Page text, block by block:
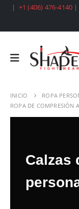
| +1 (406) 476-4140 |
INICIO
ROPA
ROPA DE COMPRESIÓN
Calzas